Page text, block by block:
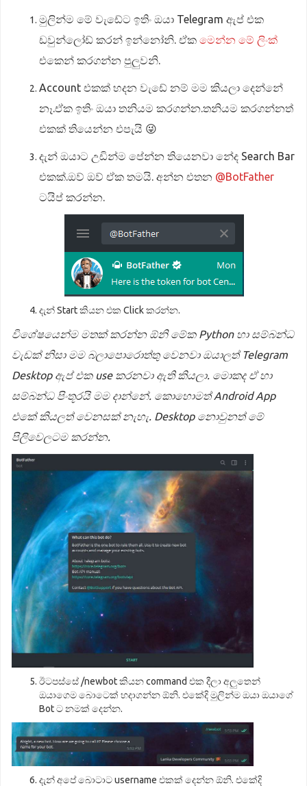
මුලින්ම මේ වැඩේට ඉතිං ඔයා Telegram ඇප් එක
ඩවුන්ලෝඩ් කරන් ඉන්නෝනි. ඒක මෙන්න මේ ලිංක්
එකෙන් කරගන්න පුලුවනි.
Account එකක් හදන වැඩේ නම් මම කියලා දෙන්නේ
නෑ.ඒක ඉතිං ඔයා තනියම කරගන්න.තනියම කරගන්නත්
එකක් තියෙන්න එපැයි 😜
දැන් ඔයාට උඩින්ම පේන්න තියෙනවා නේද Search Bar
එකක්.ඔව් ඔව් ඒක තමයි. අන්න එතන @BotFather
ටයිප් කරන්න.
දැන් Start කියන එක Click කරන්න.
විශේෂයෙන්ම මතක් කරන්න ඕනි මේක Python හා සම්බන්ධ
වැඩක් නිසා මම බලාපොරොත්තු වෙනවා ඔයාලත් Telegram
Desktop ඇප් එක use කරනවා ඇති කියලා. මොකද ඒ හා
සම්බන්ධ පිංතූරයි මම දාන්නේ. කොහොමත් Android App
එකේ කියලත් වෙනසක් නැහැ. Desktop නොවුනත් මේ
පිලිවෙලටම කරන්න.
ඊටපස්සේ /newbot කියන command එක දීලා අලුතෙන්
ඔයාගෙම බොටෙක් හදාගන්න ඕනි. එකේදි මුලින්ම ඔයා ඔයාගේ
Bot ට නමක් දෙන්න.
දැන් අපේ බොටාට username එකක් දෙන්න ඕනි. එකේදි